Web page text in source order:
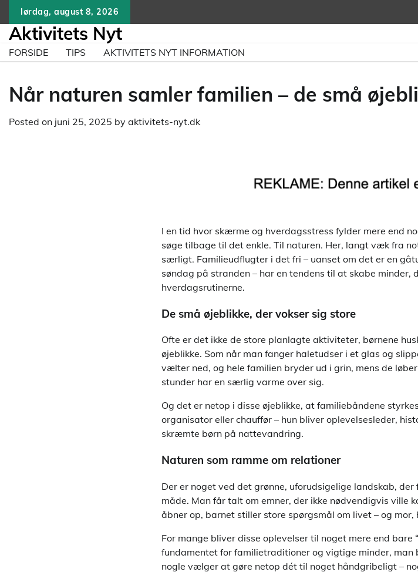
content
lørdag, august 8, 2026
Aktivitets Nyt
FORSIDE TIPS AKTIVITETS NYT INFORMATION
Når naturen samler familien – de små
Posted on juni 25, 2025 by aktivitets-nyt.dk
I en tid hvor skærme og hverdagsstress fylder mere end
søge tilbage til det enkle. Til naturen. Her, langt væk fra
særligt. Familieudflugter i det fri – uanset om det er en
søndag på stranden – har en tendens til at skabe
hverdagsrutinerne.
De små øjeblikke, der vokser sig store
Ofte er det ikke de store planlagte aktiviteter, børnene
øjeblikke. Som når man fanger haletudser i et glas og
vælter ned, og hele familien bryder ud i grin, mens de
stunder har en særlig varme over sig.
Og det er netop i disse øjeblikke, at familiebåndene
organisator eller chauffør – hun bliver oplevelsesleder,
skræmte børn på nattevandring.
Naturen som ramme om relationer
Der er noget ved det grønne, uforudsigelige landskab,
måde. Man får talt om emner, der ikke nødvendigvis ville
åbner op, barnet stiller store spørgsmål om livet – og
For mange bliver disse oplevelser til noget mere end bare
fundamentet for familietraditioner og vigtige minder, man
nogle vælger at gøre netop dét til noget håndgribeligt –